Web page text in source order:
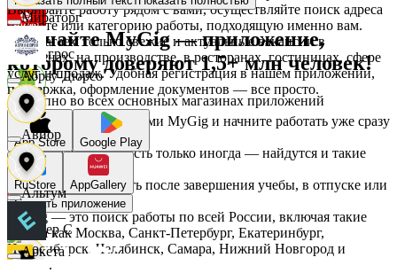
Зельгрос
Зенден
Инканто
Интер С
Мираторг
Абрау-Дюрсо
Авиор
Альтум
Аркета
Выбирайте работу рядом с вами, осуществляйте поиск адреса
на карте или категорию работы, подходящую именно вам.
Предлагаем только свежие и актуальные вакансии в
магазинах, на производстве, в ресторанах, гостиницах, сфере
услуг и продаж. Удобная регистрация в нашем приложении,
поддержка, оформление документов — все просто.
Воспользуйтесь услугами MyGig и начните работать уже сразу
после отклика.
А если нужна занятость только иногда — найдутся и такие
предложения.
Начните зарабатывать после завершения учебы, в отпуске или
в выходные.
MyGig — это поиск работы по всей России, включая такие
города как Москва, Санкт-Петербург, Екатеринбург,
Новосибирск, Челябинск, Самара, Нижний Новгород и
другие.
Скачайте MyGig — приложение,
которому доверяют 1,5+ млн человек!
Доступно во всех основных магазинах приложений
App Store Google Play
RuStore
AppGallery
Скачать приложение